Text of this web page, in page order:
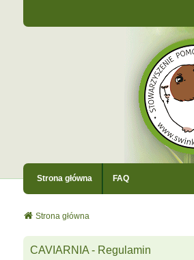
Strona główna FAQ
Strona główna
CAVIARNIA - Regulamin